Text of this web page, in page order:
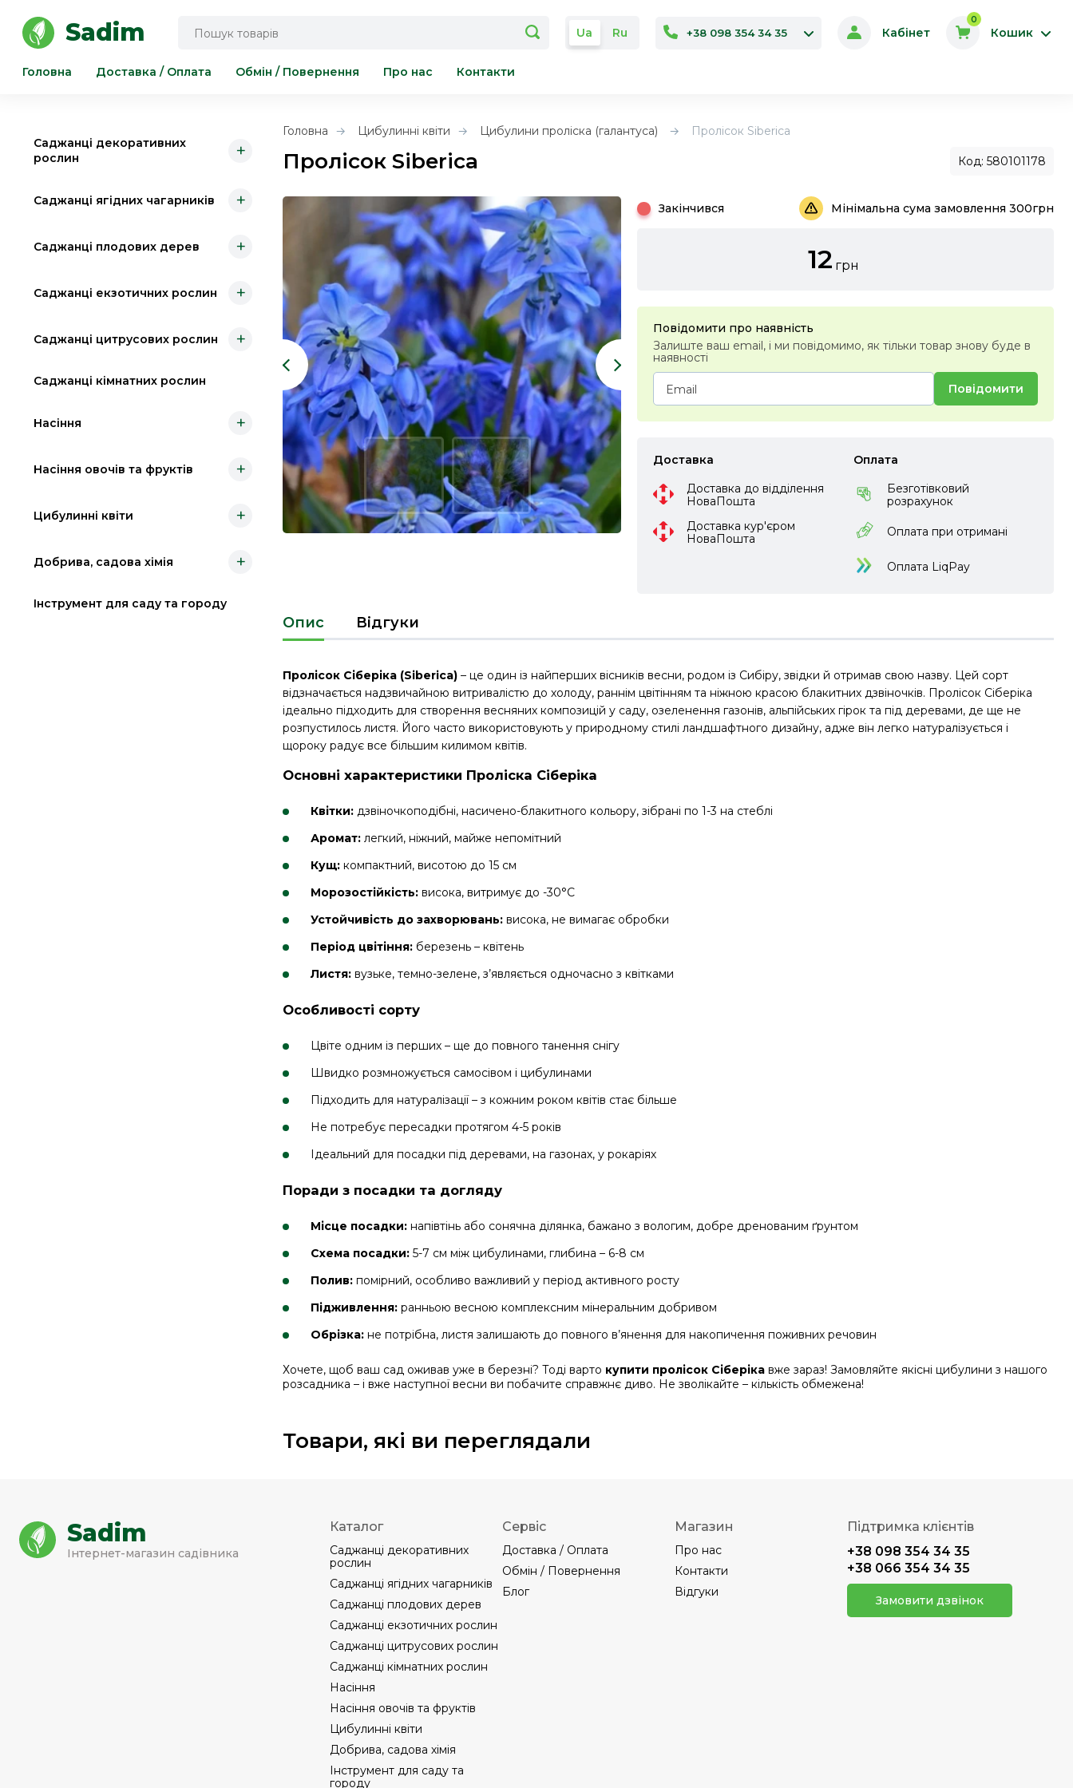
Sadim Ua Ru +38 098 354 34 35 Кабінет
0
Кошик
Головна Доставка / Оплата Обмін / Повернення Про нас Контакти
Саджанці декоративних
рослин
+
Саджанці ягідних чагарників +
Саджанці плодових дерев +
Саджанці екзотичних рослин +
Саджанці цитрусових рослин +
Саджанці кімнатних рослин
Насіння +
Насіння овочів та фруктів +
Цибулинні квіти +
Добрива, садова хімія +
Інструмент для саду та городу
Головна Цибулинні квіти Цибулини проліска (галантуса) Пролісок Siberica
Пролісок Siberica Код: 580101178
Закінчився Мінімальна сума замовлення 300грн
12 грн
Повідомити про наявність
Залиште ваш email, і ми повідомимо, як тільки товар знову буде в
наявності
Повідомити
Доставка
Доставка до відділення
НоваПошта
Доставка кур'єром
НоваПошта
Оплата
Безготівковий
розрахунок
Оплата при отримані
Оплата LiqPay
Опис Відгуки
Пролісок Сіберіка (Siberica) – це один із найперших вісників весни, родом із Сибіру, звідки й отримав свою назву. Цей сорт
відзначається надзвичайною витривалістю до холоду, раннім цвітінням та ніжною красою блакитних дзвіночків. Пролісок Сіберіка
ідеально підходить для створення весняних композицій у саду, озеленення газонів, альпійських гірок та під деревами, де ще не
розпустилось листя. Його часто використовують у природному стилі ландшафтного дизайну, адже він легко натуралізується і
щороку радує все більшим килимом квітів.
Основні характеристики Проліска Сіберіка
Квітки: дзвіночкоподібні, насичено-блакитного кольору, зібрані по 1-3 на стеблі
Аромат: легкий, ніжний, майже непомітний
Кущ: компактний, висотою до 15 см
Морозостійкість: висока, витримує до -30°C
Устойчивість до захворювань: висока, не вимагає обробки
Період цвітіння: березень – квітень
Листя: вузьке, темно-зелене, з’являється одночасно з квітками
Особливості сорту
Цвіте одним із перших – ще до повного танення снігу
Швидко розмножується самосівом і цибулинами
Підходить для натуралізації – з кожним роком квітів стає більше
Не потребує пересадки протягом 4-5 років
Ідеальний для посадки під деревами, на газонах, у рокаріях
Поради з посадки та догляду
Місце посадки: напівтінь або сонячна ділянка, бажано з вологим, добре дренованим ґрунтом
Схема посадки: 5-7 см між цибулинами, глибина – 6-8 см
Полив: помірний, особливо важливий у період активного росту
Підживлення: ранньою весною комплексним мінеральним добривом
Обрізка: не потрібна, листя залишають до повного в’янення для накопичення поживних речовин
Хочете, щоб ваш сад оживав уже в березні? Тоді варто купити пролісок Сіберіка вже зараз! Замовляйте якісні цибулини з нашого
розсадника – і вже наступної весни ви побачите справжнє диво. Не зволікайте – кількість обмежена!
Товари, які ви переглядали
Sadim
Інтернет-магазин садівника
Підтримка клієнтів
+38 098 354 34 35
+38 066 354 34 35
Замовити дзвінок
Каталог
Саджанці декоративних
рослин
Саджанці ягідних чагарників
Саджанці плодових дерев
Саджанці екзотичних рослин
Саджанці цитрусових рослин
Саджанці кімнатних рослин
Насіння
Насіння овочів та фруктів
Цибулинні квіти
Добрива, садова хімія
Інструмент для саду та
городу
Сервіс
Доставка / Оплата
Обмін / Повернення
Блог
Магазин
Про нас
Контакти
Відгуки